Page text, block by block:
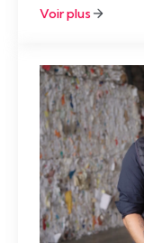
Voir plus